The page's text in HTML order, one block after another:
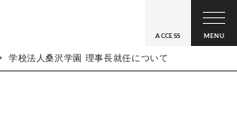
ACCESS MENU
学校法人桑沢学園 理事長就任について